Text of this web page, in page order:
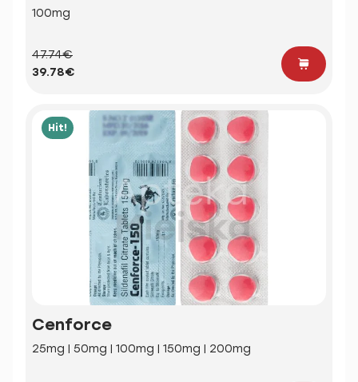
100mg
47.74€
39.78€
Hit!
Cenforce
25mg | 50mg | 100mg | 150mg | 200mg